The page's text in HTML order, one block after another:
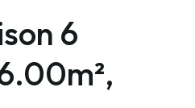
6